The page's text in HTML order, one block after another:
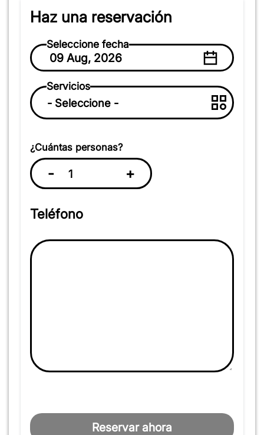
Haz una reservación
Seleccione fecha
09 Aug, 2026
Servicios
¿Cuántas personas?
- +
Teléfono
Reservar ahora